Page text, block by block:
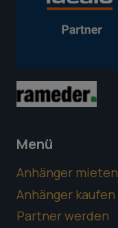
Menü
Anhänger mieten
Anhänger kaufen
Partner werden